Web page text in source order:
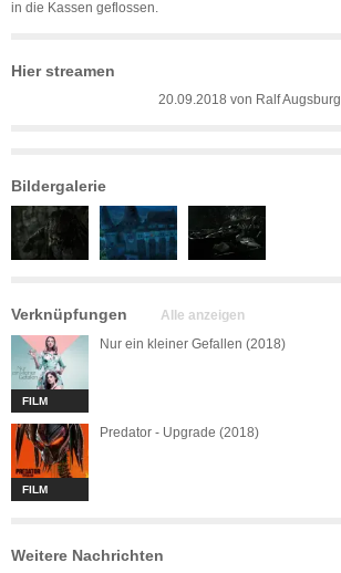
in die Kassen geflossen.
Hier streamen
20.09.2018 von Ralf Augsburg
Bildergalerie
Verknüpfungen Alle anzeigen
FILM
Nur ein kleiner Gefallen (2018)
FILM
Predator - Upgrade (2018)
Weitere Nachrichten